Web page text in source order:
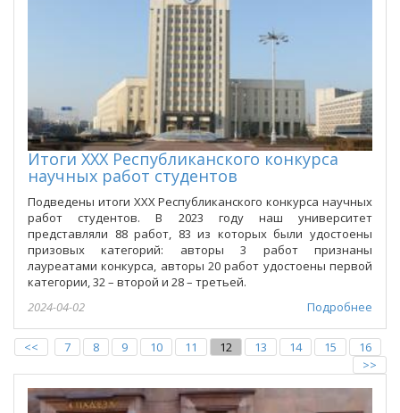
Итоги XXX Республиканского конкурса
научных работ студентов
Подведены итоги XXX Республиканского конкурса научных
работ студентов. В 2023 году наш университет
представляли 88 работ, 83 из которых были удостоены
призовых категорий: авторы 3 работ признаны
лауреатами конкурса, авторы 20 работ удостоены первой
категории, 32 – второй и 28 – третьей.
Подробнее
2024-04-02
<< 7 8 9 10 11 12 13 14 15
16
>>